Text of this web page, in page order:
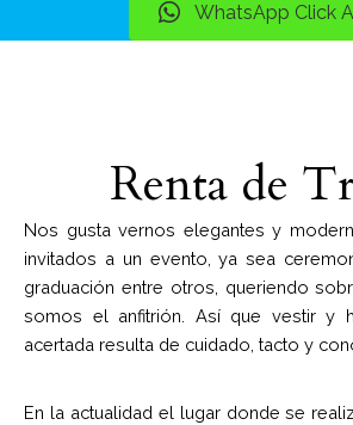
WhatsApp Click
Renta de
Nos gusta vernos elegantes y
invitados a un evento, ya sea
graduación entre otros, queriendo
somos el anfitrión. Así que vestir y
acertada resulta de cuidado, tacto y
En la actualidad el lugar donde se